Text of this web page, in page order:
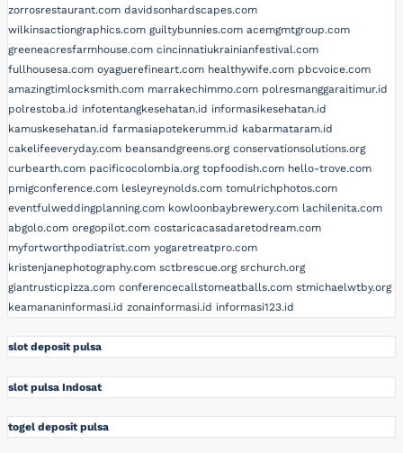
zorrosrestaurant.com davidsonhardscapes.com
wilkinsactiongraphics.com guiltybunnies.com acemgmtgroup.com
greeneacresfarmhouse.com cincinnatiukrainianfestival.com
fullhousesa.com oyaguerefineart.com healthywife.com pbcvoice.com
amazingtimlocksmith.com marrakechimmo.com polresmanggaraitimur.id
polrestoba.id infotentangkesehatan.id informasikesehatan.id
kamuskesehatan.id farmasiapotekerumm.id kabarmataram.id
cakelifeeveryday.com beansandgreens.org conservationsolutions.org
curbearth.com pacificocolombia.org topfoodish.com hello-trove.com
pmigconference.com lesleyreynolds.com tomulrichphotos.com
eventfulweddingplanning.com kowloonbaybrewery.com lachilenita.com
abgolo.com oregopilot.com costaricacasadaretodream.com
myfortworthpodiatrist.com yogaretreatpro.com
kristenjanephotography.com sctbrescue.org srchurch.org
giantrusticpizza.com conferencecallstomeatballs.com stmichaelwtby.org
keamananinformasi.id zonainformasi.id informasi123.id
slot deposit pulsa
slot pulsa Indosat
togel deposit pulsa